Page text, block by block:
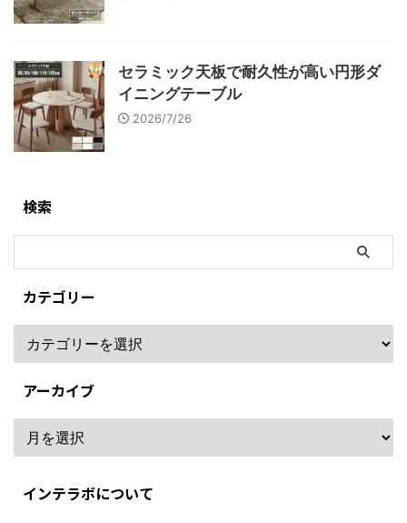
セラミック天板で耐久性が高い円形ダ
イニングテーブル
2026/7/26
検索
カテゴリー
アーカイブ
インテラボについて